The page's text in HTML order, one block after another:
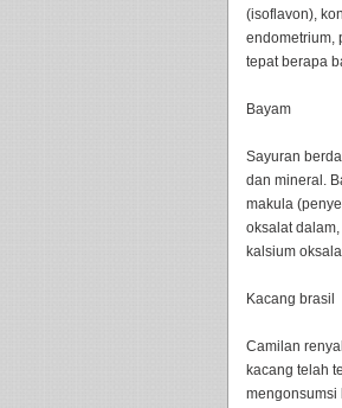
(isoflavon),
endometrium,
tepat berapa
Bayam
Sayuran
dan mineral.
makula
oksalat
kalsium
Kacang brasil
Camilan
kacang telah
mengonsumsi